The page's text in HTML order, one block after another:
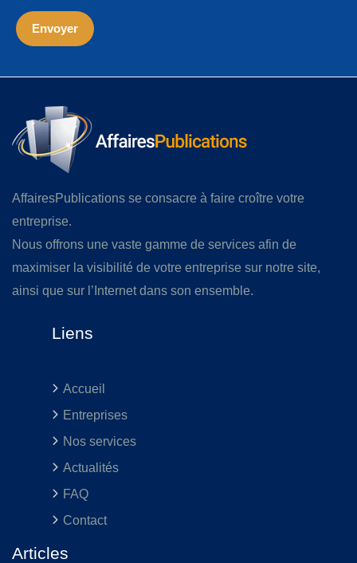
AffairesPublications se consacre à faire croître votre
entreprise.
Nous offrons une vaste gamme de services afin de
maximiser la visibilité de votre entreprise sur notre site,
ainsi que sur l’Internet dans son ensemble.
Liens
Accueil
Entreprises
Nos services
Actualités
FAQ
Contact
Articles